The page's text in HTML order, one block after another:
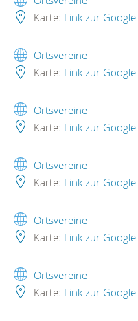
Karte: Link zur
Ortsvereine
Karte: Link zur
Ortsvereine
Karte: Link zur
Ortsvereine
Karte: Link zur
Ortsvereine
Karte: Link zur
Ortsvereine
Karte: Link zur